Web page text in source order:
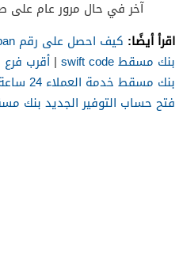
آخر في حال مرور عام على
اقرأ أيضًا: كيف احصل على رقم iban بنك مسقط
بنك مسقط swift code
| أقرب
بنك مسقط خدمة العملاء 24 ساعة
فتح حساب التوفير الجديد بنك